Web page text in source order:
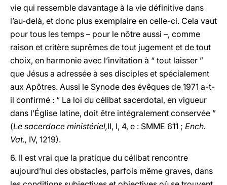
vie qui ressemble davantage à la vie définitive dans
l’au-delà, et donc plus exemplaire en celle-ci. Cela vaut
pour tous les temps – pour le nôtre aussi –, comme
raison et critère suprêmes de tout jugement et de tout
choix, en harmonie avec l’invitation à “ tout laisser ”
que Jésus a adressée à ses disciples et spécialement
aux Apôtres. Aussi le Synode des évêques de 1971 a-t-
il confirmé : “ La loi du célibat sacerdotal, en vigueur
dans l’Église latine, doit être intégralement conservée ”
(Le sacerdoce ministériel,II, I, 4, e : SMME 611 ; Ench.
Vat., IV, 1219).
6. Il est vrai que la pratique du célibat rencontre
aujourd’hui des obstacles, parfois même graves, dans